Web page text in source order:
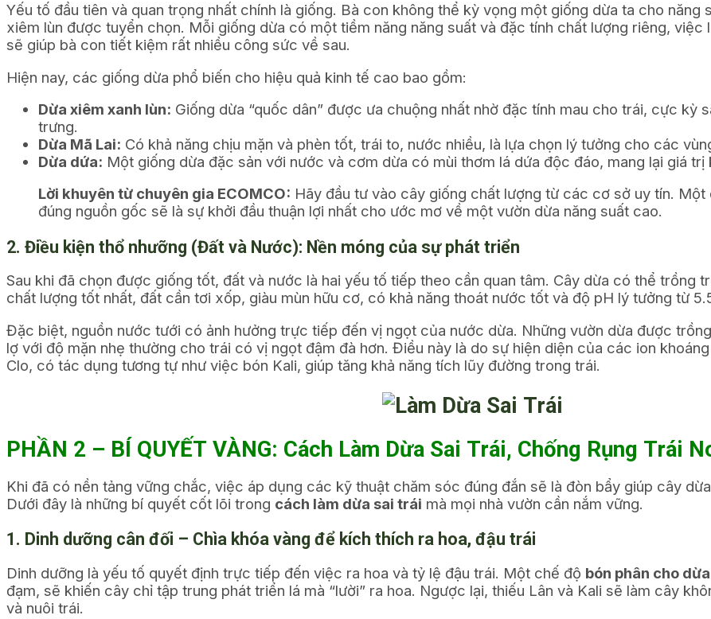
Yếu tố đầu tiên và quan trọng nhất chính là giống. Bà con không thể kỳ vọng một giống dừa ta cho năng
xiêm lùn được tuyển chọn. Mỗi giống dừa có một tiềm năng năng suất và đặc tính chất lượng riêng, việc
sẽ giúp bà con tiết kiệm rất nhiều công sức về sau.
Hiện nay, các giống dừa phổ biến cho hiệu quả kinh tế cao bao gồm:
Dừa xiêm xanh lùn: Giống dừa “quốc dân” được ưa chuộng nhất nhờ đặc tính mau cho trái, cực kỳ
trưng.
Dừa Mã Lai: Có khả năng chịu mặn và phèn tốt, trái to, nước nhiều, là lựa chọn lý tưởng cho các
Dừa dứa: Một giống dừa đặc sản với nước và cơm dừa có mùi thơm lá dứa độc đáo, mang lại giá trị
Lời khuyên từ chuyên gia ECOMCO: Hãy đầu tư vào cây giống chất lượng từ các cơ sở uy tín.
đúng nguồn gốc sẽ là sự khởi đầu thuận lợi nhất cho ước mơ về một vườn dừa năng suất cao.
2. Điều kiện thổ nhưỡng (Đất và Nước): Nền móng của sự phát triển
Sau khi đã chọn được giống tốt, đất và nước là hai yếu tố tiếp theo cần quan tâm. Cây dừa có thể trồng
chất lượng tốt nhất, đất cần tơi xốp, giàu mùn hữu cơ, có khả năng thoát nước tốt và độ pH lý tưởng từ
Đặc biệt, nguồn nước tưới có ảnh hưởng trực tiếp đến vị ngọt của nước dừa. Những vườn dừa được
lợ với độ mặn nhẹ thường cho trái có vị ngọt đậm đà hơn. Điều này là do sự hiện diện của các ion
Clo, có tác dụng tương tự như việc bón Kali, giúp tăng khả năng tích lũy đường trong trái.
PHẦN 2 – BÍ QUYẾT VÀNG: Cách Làm Dừa Sai Trái, Chống Rụng Trái
Khi đã có nền tảng vững chắc, việc áp dụng các kỹ thuật chăm sóc đúng đắn sẽ là đòn bẩy giúp cây
Dưới đây là những bí quyết cốt lõi trong cách làm dừa sai trái mà mọi nhà vườn cần nắm vững.
1. Dinh dưỡng cân đối – Chìa khóa vàng để kích thích ra hoa, đậu trái
Dinh dưỡng là yếu tố quyết định trực tiếp đến việc ra hoa và tỷ lệ đậu trái. Một chế độ bón phân cho dừa
đạm, sẽ khiến cây chỉ tập trung phát triển lá mà “lười” ra hoa. Ngược lại, thiếu Lân và Kali sẽ làm cây
và nuôi trái.